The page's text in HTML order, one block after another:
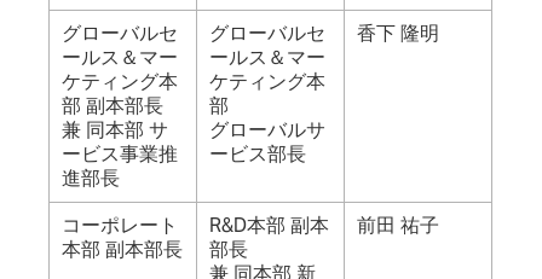
グローバルセ
ールス＆マー
ケティング本
部 副本部長
兼 同本部 サ
ービス事業推
進部長
グローバルセ
ールス＆マー
ケティング本
部
グローバルサ
ービス部長
香下 隆明
コーポレート
本部 副本部長
R&D本部 副本
部長
兼 同本部 新
前田 祐子